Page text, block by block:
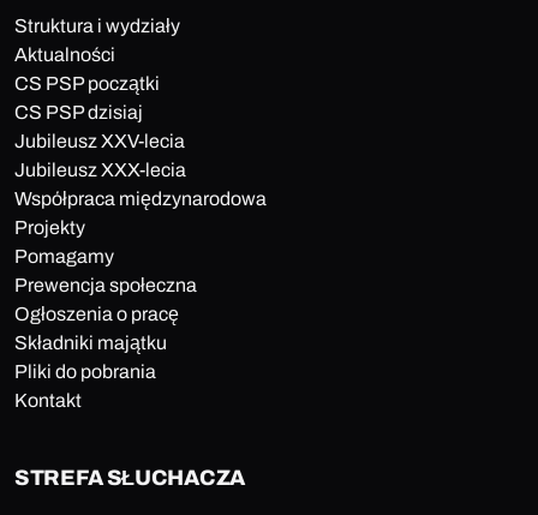
Struktura i wydziały
Aktualności
CS PSP początki
CS PSP dzisiaj
Jubileusz XXV-lecia
Jubileusz XXX-lecia
Współpraca międzynarodowa
Projekty
Pomagamy
Prewencja społeczna
Ogłoszenia o pracę
Składniki majątku
Pliki do pobrania
Kontakt
STREFA SŁUCHACZA